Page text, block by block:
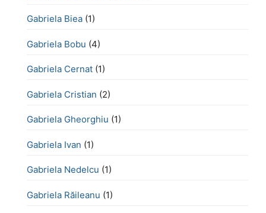
Gabriela Biea (1)
Gabriela Bobu (4)
Gabriela Cernat (1)
Gabriela Cristian (2)
Gabriela Gheorghiu (1)
Gabriela Ivan (1)
Gabriela Nedelcu (1)
Gabriela Răileanu (1)